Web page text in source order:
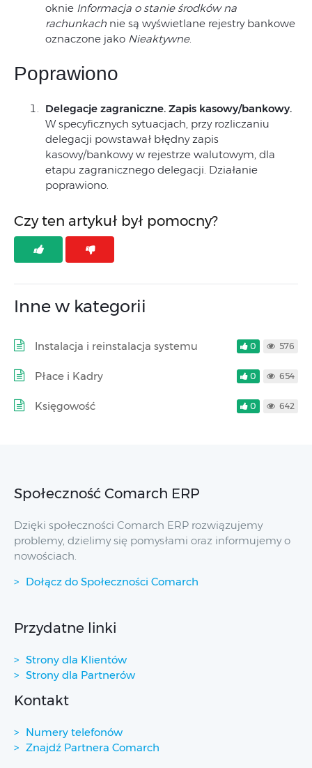
oknie Informacja o stanie środków na
rachunkach nie są wyświetlane rejestry bankowe
oznaczone jako Nieaktywne.
Poprawiono
Delegacje zagraniczne. Zapis kasowy/bankowy.
W specyficznych sytuacjach, przy rozliczaniu
delegacji powstawał błędny zapis
kasowy/bankowy w rejestrze walutowym, dla
etapu zagranicznego delegacji. Działanie
poprawiono.
Czy ten artykuł był pomocny?
Inne w kategorii
Instalacja i reinstalacja systemu 0 576
Płace i Kadry 0 654
Księgowość 0 642
Społeczność Comarch ERP
Dzięki społeczności Comarch ERP rozwiązujemy
problemy, dzielimy się pomysłami oraz informujemy o
nowościach.
Dołącz do Społeczności Comarch
Przydatne linki
Strony dla Klientów
Strony dla Partnerów
Kontakt
Numery telefonów
Znajdź Partnera Comarch